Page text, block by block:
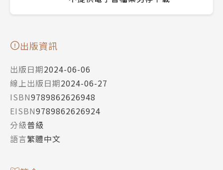
出版資訊
出版日期2024-06-06
線上出版日期2024-06-27
ISBN9789862626948
EISBN9789862626924
分級普級
語言繁體中文